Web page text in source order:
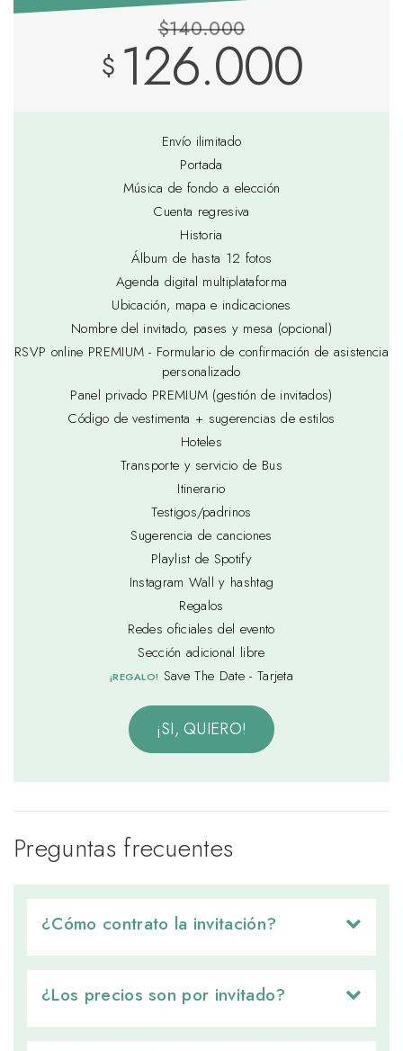
$140.000
$ 126.000
Envío ilimitado
Portada
Música de fondo a elección
Cuenta regresiva
Historia
Álbum de hasta 12 fotos
Agenda digital multiplataforma
Ubicación, mapa e indicaciones
Nombre del invitado, pases y mesa (opcional)
RSVP online PREMIUM - Formulario de confirmación de asistencia
personalizado
Panel privado PREMIUM (gestión de invitados)
Código de vestimenta + sugerencias de estilos
Hoteles
Transporte y servicio de Bus
Itinerario
Testigos/padrinos
Sugerencia de canciones
Playlist de Spotify
Instagram Wall y hashtag
Regalos
Redes oficiales del evento
Sección adicional libre
¡REGALO! Save The Date - Tarjeta
¡SI, QUIERO!
Preguntas frecuentes
¿Cómo contrato la invitación?
¿Los precios son por invitado?